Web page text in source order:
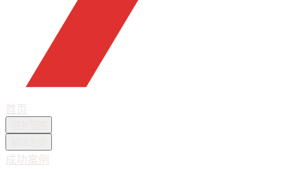
首页
成功案例